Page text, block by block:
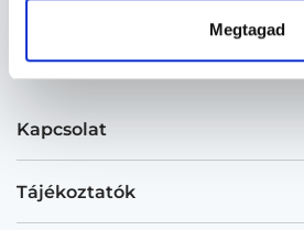
Megtagad
Kapcsolat
Tájékoztatók